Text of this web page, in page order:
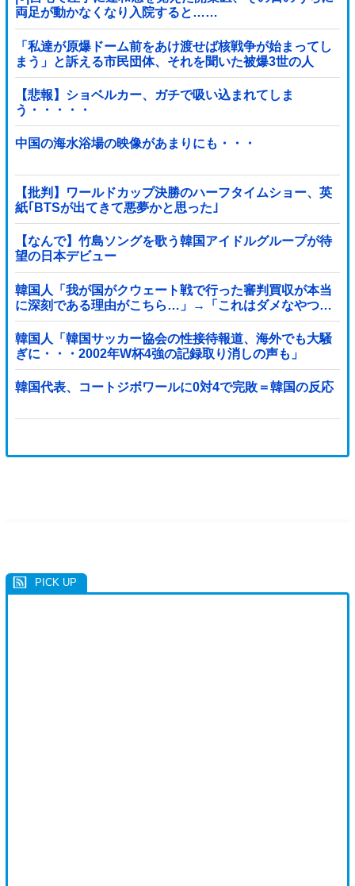
両足が動かなくなり入院すると……
「私達が原爆ドーム前をあけ渡せば核戦争が始まってし
まう」と訴える市民団体、それを聞いた被爆3世の人
が……
【悲報】ショベルカー、ガチで吸い込まれてしま
う・・・・・
中国の海水浴場の映像があまりにも・・・
【批判】ワールドカップ決勝のハーフタイムショー、英
紙｢BTSが出てきて悪夢かと思った｣
【なんで】竹島ソングを歌う韓国アイドルグループが待
望の日本デビュー
韓国人「我が国がクウェート戦で行った審判買収が本当
に深刻である理由がこちら…」→「これはダメなやつ…
（ブルブル」＝韓国の反応
韓国人「韓国サッカー協会の性接待報道、海外でも大騒
ぎに・・・2002年W杯4強の記録取り消しの声も」
→「マジで国の恥だ」「2002年まで疑う価値がある」
「国民や国が築いた国格をサッカー選手が足で蹴り飛ば
韓国代表、コートジボワールに0対4で完敗＝韓国の反応